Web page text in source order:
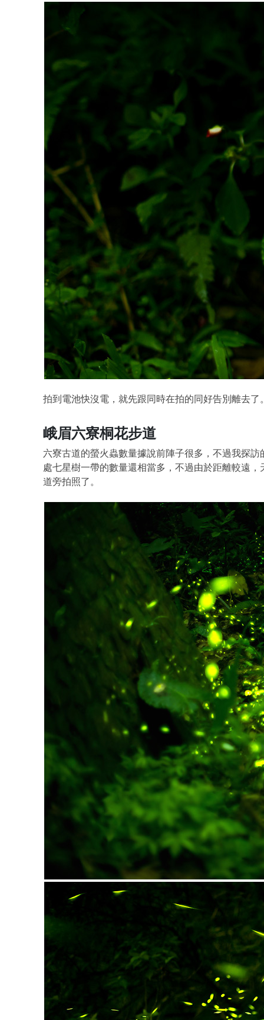
拍到電池快沒電，就先跟同時在拍的同好告別離去了
峨眉六寮桐花步道
六寮古道的螢火蟲數量據說前陣子很多，不過我探
處七星樹一帶的數量還相當多，不過由於距離較遠
道旁拍照了。